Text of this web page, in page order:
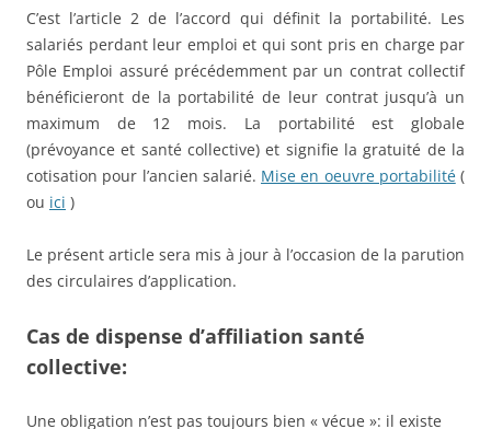
C’est l’article 2 de l’accord qui définit la portabilité. Les
salariés perdant leur emploi et qui sont pris en charge par
Pôle Emploi assuré précédemment par un contrat collectif
bénéficieront de la portabilité de leur contrat jusqu’à un
maximum de 12 mois. La portabilité est globale
(prévoyance et santé collective) et signifie la gratuité de la
cotisation pour l’ancien salarié. Mise en oeuvre portabilité(
ou ici )
Le présent article sera mis à jour à l’occasion de la parution
des circulaires d’application.
Cas de dispense d’affiliation santé
collective:
Une obligation n’est pas toujours bien « vécue »: il existe